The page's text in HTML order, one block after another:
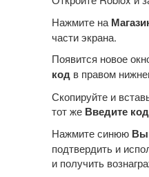
Нажмите на
части экрана.
Появится новое
код в правом
Скопируйте и
тот же Введите код
Нажмите синюю
подтвердить и
и получить